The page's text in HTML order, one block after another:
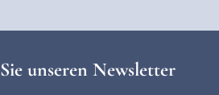
unseren Newsletter